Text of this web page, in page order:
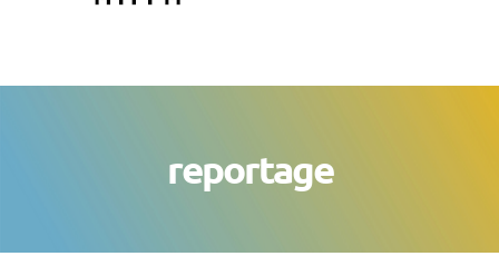
reportage